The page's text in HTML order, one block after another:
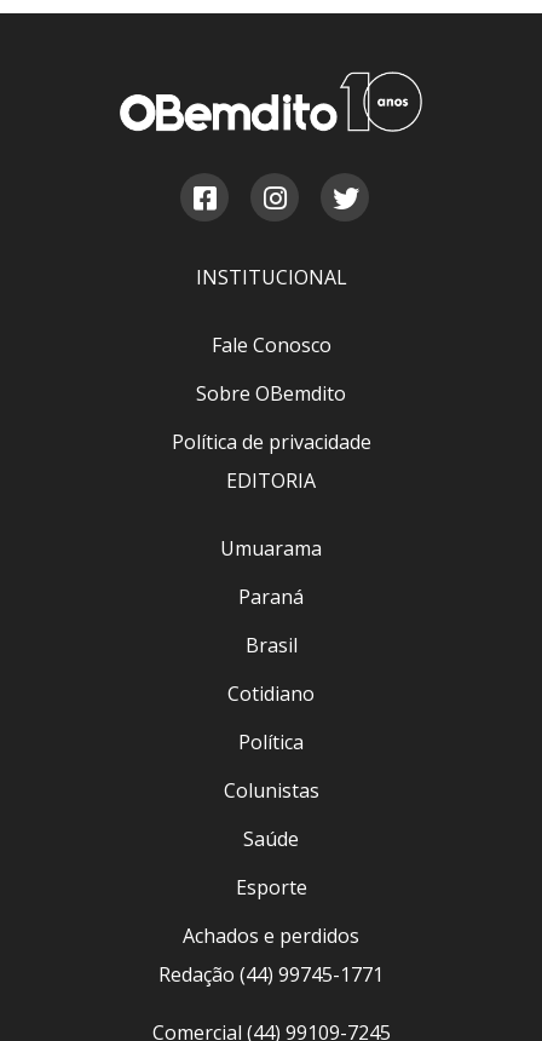
INSTITUCIONAL
Fale Conosco
Sobre OBemdito
Política de privacidade
EDITORIA
Umuarama
Paraná
Brasil
Cotidiano
Política
Colunistas
Saúde
Esporte
Achados e perdidos
Redação (44) 99745-1771
Comercial (44) 99109-7245